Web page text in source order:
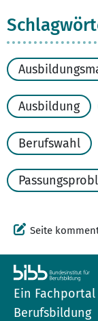
Ausbildung
Berufswahl
Seite
Ein
Berufsbildung